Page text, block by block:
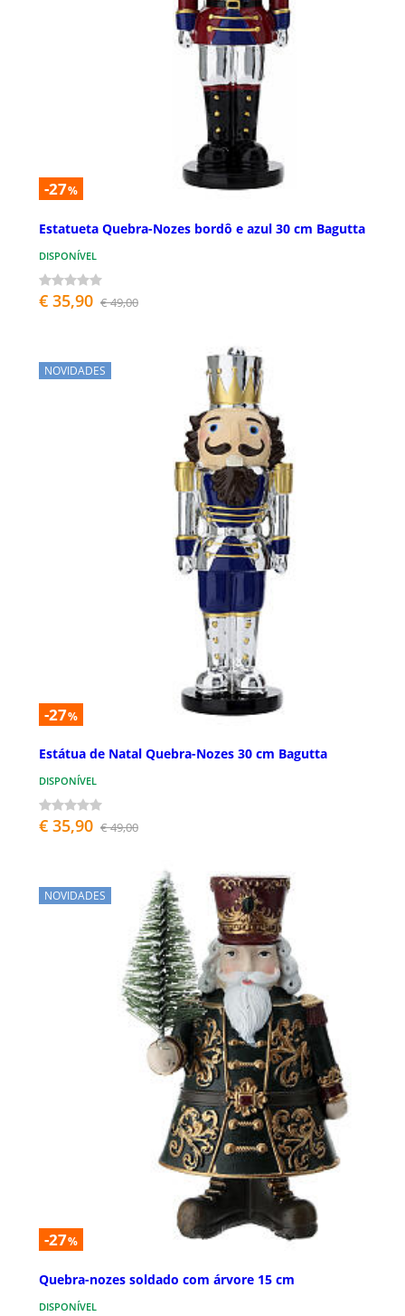
-27%
Estatueta Quebra-Nozes bordô e azul 30 cm Bagutta
DISPONÍVEL
€ 35,90 € 49,00
NOVIDADES
-27%
Estátua de Natal Quebra-Nozes 30 cm Bagutta
DISPONÍVEL
€ 35,90 € 49,00
NOVIDADES
-27%
Quebra-nozes soldado com árvore 15 cm
DISPONÍVEL